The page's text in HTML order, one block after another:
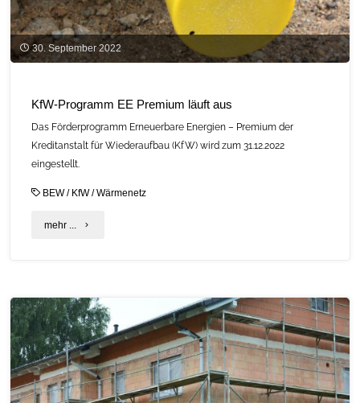
30. September 2022
KfW-Programm EE Premium läuft aus
Das Förderprogramm Erneuerbare Energien – Premium der
Kreditanstalt für Wiederaufbau (KfW) wird zum 31.12.2022
eingestellt.
BEW/ KfW/Wärmenetz
mehr ... "KfW-
Premium
läuft
aus"